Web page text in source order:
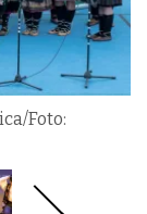
Foto: